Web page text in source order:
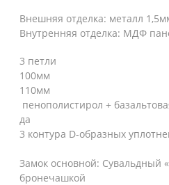
Внешняя отделка: металл
Внутренняя отделка: МДФ
3 петли
100мм
110мм
пенополистирол +
да
3 контура D-образных
Замок основной: Сувальдный
бронечашкой